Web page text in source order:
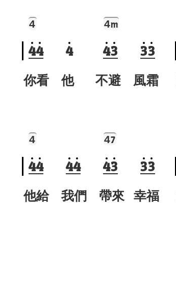
4 4m
44 4 43 33
你看 他 不避 風霜
4 47
44 44 43 33
他給 我們 帶來 幸福